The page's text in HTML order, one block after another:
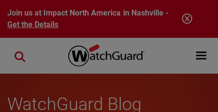
Skip to main content
Join us at Impact North America in Nashville -
Get the Details
Open
Close search
WatchGuard Blog